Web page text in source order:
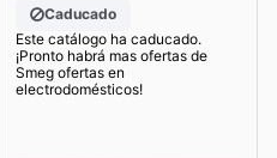
Caducado
Este catálogo ha caducado.
¡Pronto habrá mas ofertas de
Smeg ofertas en
electrodomésticos!